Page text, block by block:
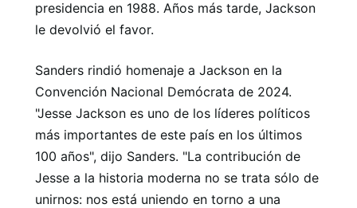
presidencia en 1988. Años más tarde, Jackson
le devolvió el favor.
Sanders rindió homenaje a Jackson en la
Convención Nacional Demócrata de 2024.
"Jesse Jackson es uno de los líderes políticos
más importantes de este país en los últimos
100 años", dijo Sanders. "La contribución de
Jesse a la historia moderna no se trata sólo de
unirnos: nos está uniendo en torno a una